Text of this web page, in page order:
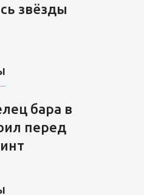
звёзды
бара в
перед